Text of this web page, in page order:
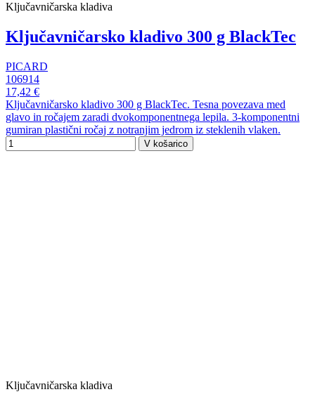
Ključavničarska kladiva
Ključavničarsko kladivo 300 g BlackTec
PICARD
106914
17,42 €
Ključavničarsko kladivo 300 g BlackTec. Tesna povezava med
glavo in ročajem zaradi dvokomponentnega lepila. 3-komponentni
gumiran plastični ročaj z notranjim jedrom iz steklenih vlaken.
V košarico
Ključavničarska kladiva